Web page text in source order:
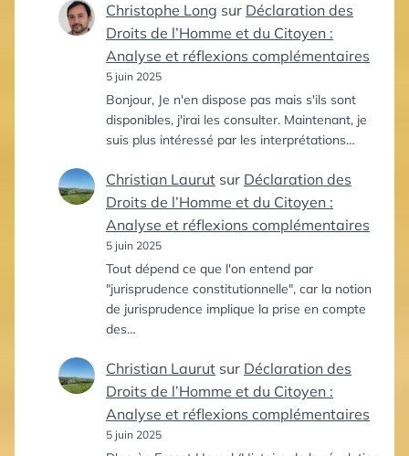
Christophe Long sur Déclaration des
Droits de l’Homme et du Citoyen :
Analyse et réflexions complémentaires
5 juin 2025
Bonjour, Je n'en dispose pas mais s'ils sont
disponibles, j'irai les consulter. Maintenant, je
suis plus intéressé par les interprétations…
Christian Laurut sur Déclaration des
Droits de l’Homme et du Citoyen :
Analyse et réflexions complémentaires
5 juin 2025
Tout dépend ce que l'on entend par
"jurisprudence constitutionnelle", car la notion
de jurisprudence implique la prise en compte
des…
Christian Laurut sur Déclaration des
Droits de l’Homme et du Citoyen :
Analyse et réflexions complémentaires
5 juin 2025